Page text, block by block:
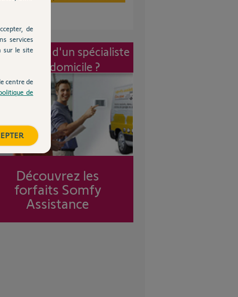
d'un spécialiste
à mon domicile ?
Découvrez les
forfaits Somfy
Assistance
de
services
sur le site
centre de
de